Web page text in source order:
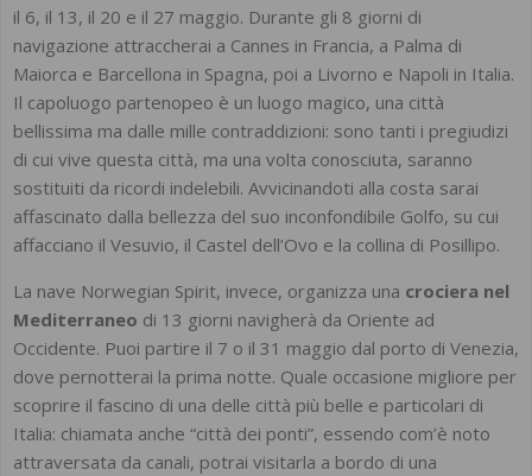
il 6, il 13, il 20 e il 27 maggio. Durante gli 8 giorni di
navigazione attraccherai a Cannes in Francia, a Palma di
Maiorca e Barcellona in Spagna, poi a Livorno e Napoli in Italia.
Il capoluogo partenopeo è un luogo magico, una città
bellissima ma dalle mille contraddizioni: sono tanti i pregiudizi
di cui vive questa città, ma una volta conosciuta, saranno
sostituiti da ricordi indelebili. Avvicinandoti alla costa sarai
affascinato dalla bellezza del suo inconfondibile Golfo, su cui
affacciano il Vesuvio, il Castel dell’Ovo e la collina di Posillipo.
La nave Norwegian Spirit, invece, organizza una crociera nel
Mediterraneo di 13 giorni navigherà da Oriente ad
Occidente. Puoi partire il 7 o il 31 maggio dal porto di Venezia,
dove pernotterai la prima notte. Quale occasione migliore per
scoprire il fascino di una delle città più belle e particolari di
Italia: chiamata anche “città dei ponti”, essendo com’è noto
attraversata da canali, potrai visitarla a bordo di una